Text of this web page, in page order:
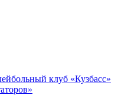
клуб «Кузбасс»